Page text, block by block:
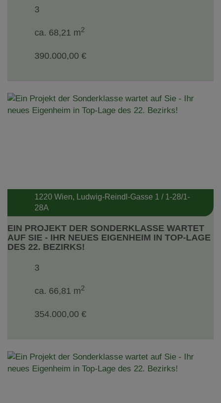
3
ca. 68,21 m2
390.000,00 €
EIN PROJEKT DER SONDERKLASSE WARTET
AUF SIE - IHR NEUES EIGENHEIM IN TOP-LAGE
DES 22. BEZIRKS!
1220 Wien, Ludwig-Reindl-Gasse 1 / 1-28/1-
28A
3
ca. 66,81 m2
354.000,00 €